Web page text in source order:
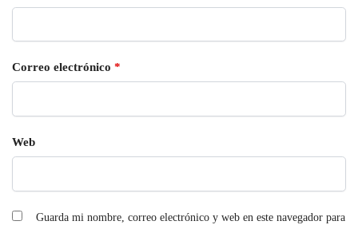
Correo electrónico *
Web
Guarda mi nombre, correo electrónico y web en este navegador para